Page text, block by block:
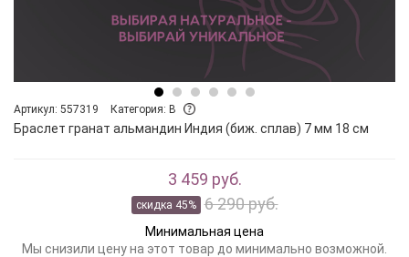
Артикул: 557319 Категория: B
Браслет гранат альмандин Индия (биж. сплав) 7 мм 18 см
3 459 руб.
скидка 45% 6 290 руб.
Минимальная цена
Мы снизили цену на этот товар до минимально возможной.